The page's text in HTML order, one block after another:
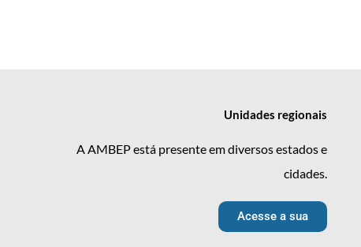
Unidades regionais
A AMBEP está presente em diversos estados e
cidades.
Acesse a sua